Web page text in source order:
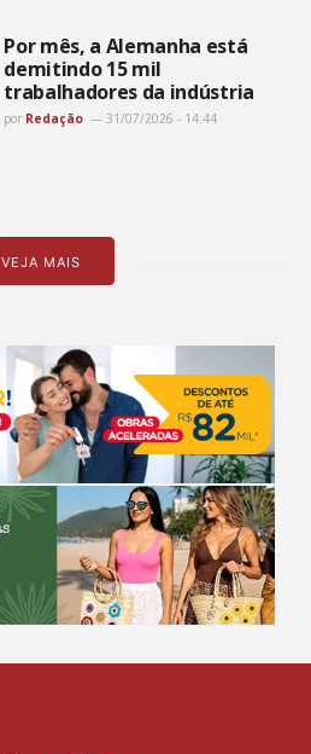
Por mês, a Alemanha está
demitindo 15 mil
trabalhadores da indústria
por Redação 31/07/2026 - 14:44
VEJA MAIS